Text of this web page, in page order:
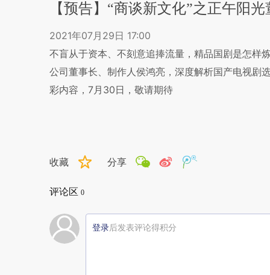
【预告】“商谈新文化”之正午阳
2021年07月29日 17:00
不盲从于资本、不刻意追捧流量，精品国剧是怎样
公司董事长、制作人侯鸿亮，深度解析国产电视剧
彩内容，7月30日，敬请期待
收藏 分享
评论区 0
登录后发表评论得积分